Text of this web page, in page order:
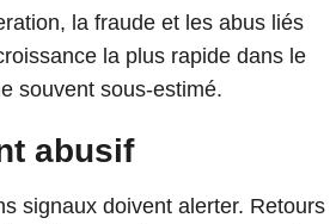
la fraude et les abus liés
la plus rapide dans le
souvent sous-estimé.
abusif
signaux doivent alerter. Retours